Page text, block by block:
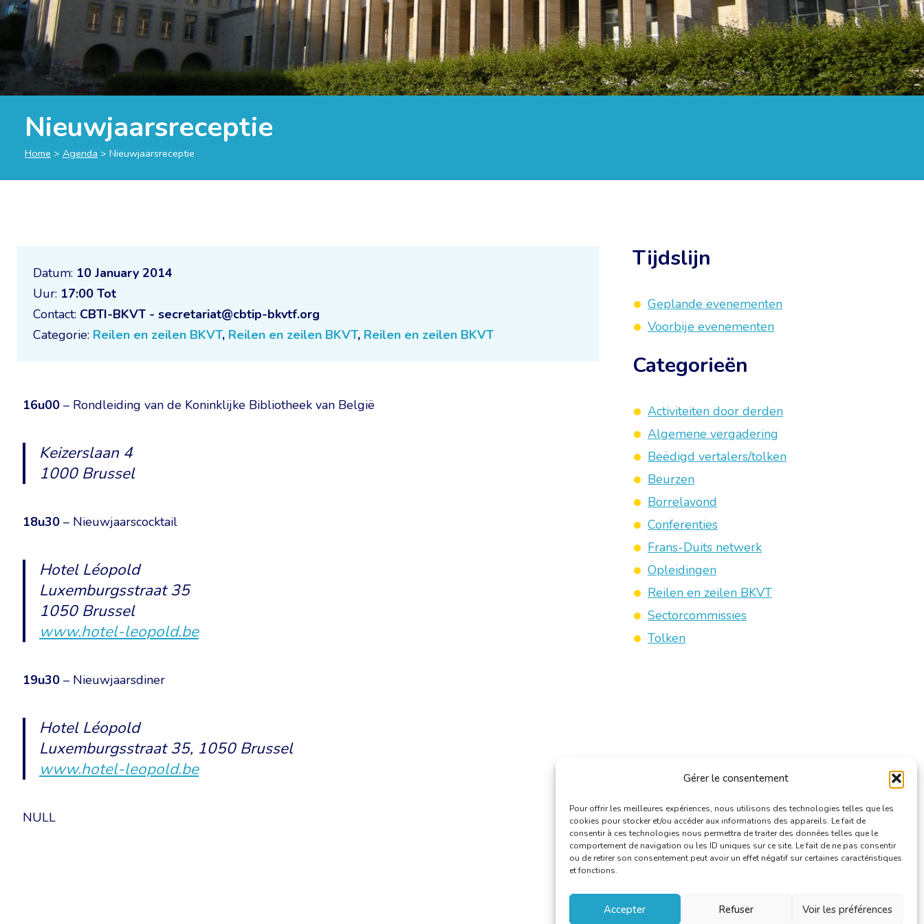
Gérer le consentement
Pour offrir les meilleures expériences, nous utilisons des technologies telles que les
cookies pour stocker et/ou accéder aux informations des appareils. Le fait de
consentir à ces technologies nous permettra de traiter des données telles que le
comportement de navigation ou les ID uniques sur ce site. Le fait de ne pas consentir
ou de retirer son consentement peut avoir un effet négatif sur certaines caractéristiques
et fonctions.
Accepter Refuser Voir les préférences
Nieuwjaarsreceptie
Home > Agenda > Nieuwjaarsreceptie
Datum: 10 January 2014
Uur: 17:00 Tot
Contact: CBTI-BKVT - secretariat@cbtip-bkvtf.org
Categorie: Reilen en zeilen BKVT, Reilen en zeilen BKVT, Reilen en zeilen BKVT
16u00 – Rondleiding van de Koninklijke Bibliotheek van België
Keizerslaan 4
1000 Brussel
18u30 – Nieuwjaarscocktail
Hotel Léopold
Luxemburgsstraat 35
1050 Brussel
www.hotel-leopold.be
19u30 – Nieuwjaarsdiner
Hotel Léopold
Luxemburgsstraat 35, 1050 Brussel
www.hotel-leopold.be
NULL
Tijdslijn
Geplande evenementen
Voorbije evenementen
Categorieën
Activiteiten door derden
Algemene vergadering
Beëdigd vertalers/tolken
Beurzen
Borrelavond
Conferenties
Frans-Duits netwerk
Opleidingen
Reilen en zeilen BKVT
Sectorcommissies
Tolken